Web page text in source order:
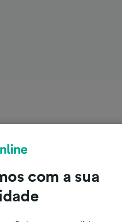
com a sua